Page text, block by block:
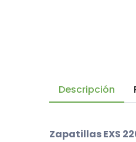
Descripción
Zapatillas EXS